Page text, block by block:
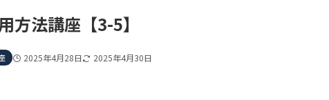
方法講座【3-5】
2025年4月28日 2025年4月30日